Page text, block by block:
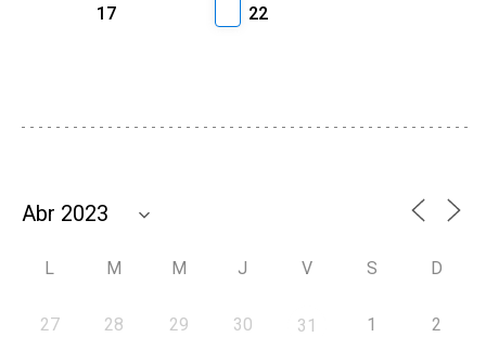
17
22
L M M J V S D
27 28 29 30 31 1 2